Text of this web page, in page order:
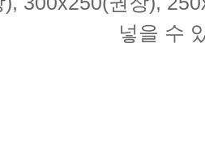
넣을 수